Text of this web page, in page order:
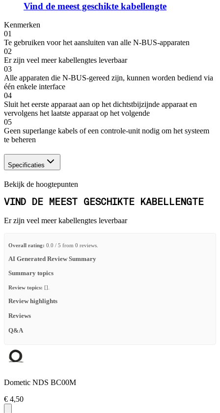
Vind de meest geschikte kabellengte
Kenmerken
01
Te gebruiken voor het aansluiten van alle N-BUS-apparaten
02
Er zijn veel meer kabellengtes leverbaar
03
Alle apparaten die N-BUS-gereed zijn, kunnen worden bediend via
één enkele interface
04
Sluit het eerste apparaat aan op het dichtstbijzijnde apparaat en
vervolgens het laatste apparaat op het volgende
05
Geen superlange kabels of een controle-unit nodig om het systeem
te beheren
Specificaties
Bekijk de hoogtepunten
VIND DE MEEST GESCHIKTE KABELLENGTE
Er zijn veel meer kabellengtes leverbaar
Overall rating: 0.0 / 5 from 0 reviews.
AI Generated Review Summary
Summary topics
Review topics: [].
Review highlights
Reviews
Q&A
Dometic NDS BC00M
€ 4,50